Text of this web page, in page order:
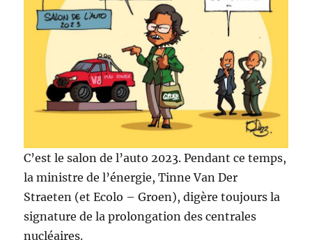
C’est le salon de l’auto 2023. Pendant ce temps,
la ministre de l’énergie, Tinne Van Der
Straeten (et Ecolo – Groen), digère toujours la
signature de la prolongation des centrales
nucléaires.